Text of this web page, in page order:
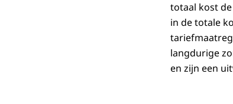
totaal kost
in de totale
langdurige
en zijn een